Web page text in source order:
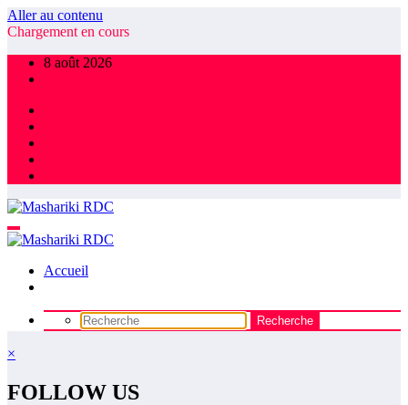
Aller au contenu
Chargement en cours
8 août 2026
Accueil
×
FOLLOW US